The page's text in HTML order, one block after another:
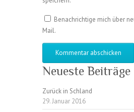
Benachrichtige mich über
Mail.
Neueste Beiträge
Zurück in Schland
29. Januar 2016